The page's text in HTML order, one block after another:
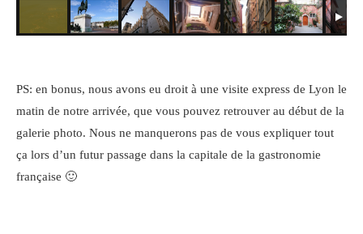
PS: en bonus, nous avons eu droit à une visite express de Lyon le
matin de notre arrivée, que vous pouvez retrouver au début de la
galerie photo. Nous ne manquerons pas de vous expliquer tout
ça lors d’un futur passage dans la capitale de la gastronomie
française 🙂